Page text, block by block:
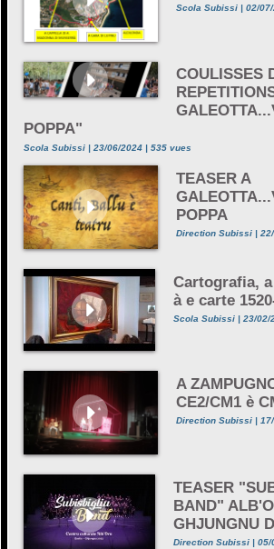
Scola Subissi | 02/
COULISSES
POPPA"
Scola Subissi | 23/06/2024 | 535 vues
TEASER A
POPPA
Direction Subissi |
Cartografia,
à e carte
Scola Subissi | 23/02/
A
CE2/CM1 è
Direction Subissi |
TEASER
BAND"
GHJUNGNU
Direction Subissi | 05/